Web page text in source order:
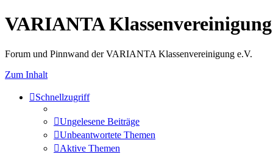
VARIANTA Klassenvereinigung
Forum und Pinnwand der VARIANTA Klassenvereinigung e.V.
Zum Inhalt
Schnellzugriff
Ungelesene Beiträge
Unbeantwortete Themen
Aktive Themen